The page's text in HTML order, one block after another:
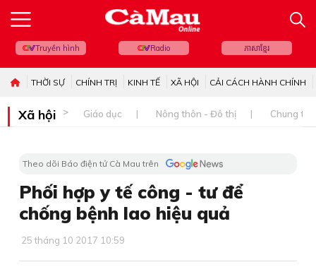
Truyền hình Radio ភាសាខ្មែរ
THỜI SỰ CHÍNH TRỊ KINH TẾ XÃ HỘI CẢI CÁCH HÀNH CHÍNH
Xã hội Giáo dục Nông thôn - Đô thị Chung
Theo dõi Báo điện tử Cà Mau trên
Phối hợp y tế công - tư để
chống bệnh lao hiệu quả
25 tháng 10 2017 10:59